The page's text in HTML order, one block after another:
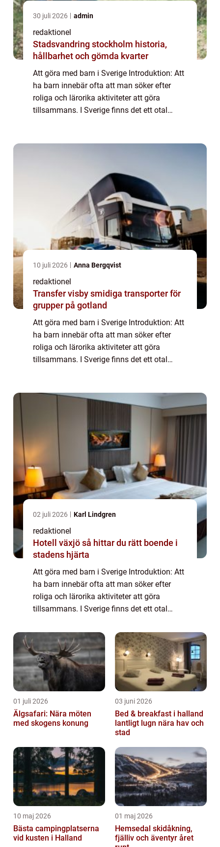
30 juli 2026 admin
redaktionel
Stadsvandring stockholm historia,
hållbarhet och gömda kvarter
Att göra med barn i Sverige Introduktion: Att
ha barn innebär ofta att man söker efter
roliga och lärorika aktiviteter att göra
tillsammans. I Sverige finns det ett otal
10 juli 2026 Anna Bergqvist
redaktionel
Transfer visby smidiga transporter för
grupper på gotland
Att göra med barn i Sverige Introduktion: Att
ha barn innebär ofta att man söker efter
roliga och lärorika aktiviteter att göra
tillsammans. I Sverige finns det ett otal
02 juli 2026 Karl Lindgren
redaktionel
Hotell växjö så hittar du rätt boende i
stadens hjärta
Att göra med barn i Sverige Introduktion: Att
ha barn innebär ofta att man söker efter
roliga och lärorika aktiviteter att göra
tillsammans. I Sverige finns det ett otal
av. Den här artikeln ger en grund...
01 juli 2026
Älgsafari: Nära möten
med skogens konung
03 juni 2026
Bed & breakfast i halland
lantligt lugn nära hav och
stad
10 maj 2026
Bästa campingplatserna
vid kusten i Halland
01 maj 2026
Hemsedal skidåkning,
fjälliv och äventyr året